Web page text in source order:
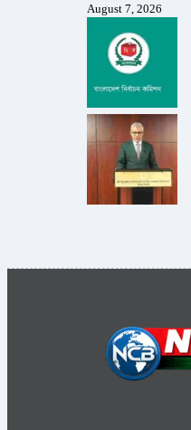
August 7, 2026